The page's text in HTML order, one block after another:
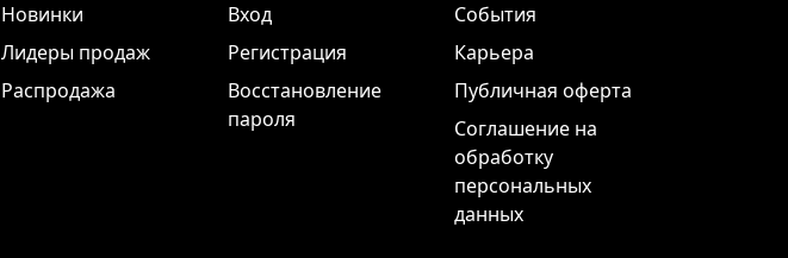
Новинки
Лидеры продаж
Распродажа
Вход
Регистрация
Восстановление
пароля
События
Карьера
Публичная оферта
Соглашение на
обработку
персональных
данных